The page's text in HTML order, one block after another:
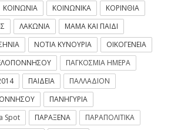
ΚΟΙΝΩΝΙΑ ΚΟΙΝΩΝΙΚΑ
ΚΟΡΙΝΘΙΑ
ΛΑΚΩΝΙΑ
ΜΑΜΑ ΚΑΙ ΠΑΙΔΙ
ΝΟΤΙΑ ΚΥΝΟΥΡΙΑ
ΟΙΚΟΓΕΝΕΙΑ
ΠΑΓΚΟΣΜΙΑ ΗΜΕΡΑ
ΠΑΙΔΕΙΑ
ΠΑΛΛΑΔΙΟΝ
ΠΑΝΗΓΥΡΙΑ
Spot
ΠΑΡΑΞΕΝΑ
ΠΑΡΑΠΟΛΙΤΙΚΑ